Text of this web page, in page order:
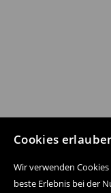
Cookies
Wir verwenden
beste Erlebnis bei der